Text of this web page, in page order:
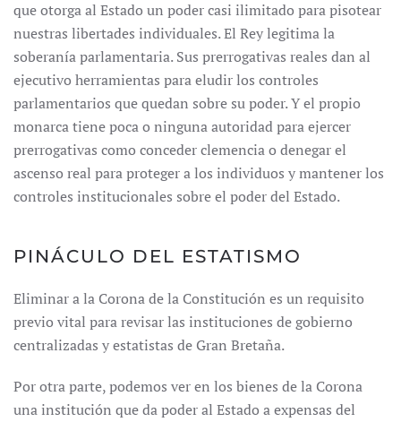
que otorga al Estado un poder casi ilimitado para pisotear
nuestras libertades individuales. El Rey legitima la
soberanía parlamentaria. Sus prerrogativas reales dan al
ejecutivo herramientas para eludir los controles
parlamentarios que quedan sobre su poder. Y el propio
monarca tiene poca o ninguna autoridad para ejercer
prerrogativas como conceder clemencia o denegar el
ascenso real para proteger a los individuos y mantener los
controles institucionales sobre el poder del Estado.
PINÁCULO DEL ESTATISMO
Eliminar a la Corona de la Constitución es un requisito
previo vital para revisar las instituciones de gobierno
centralizadas y estatistas de Gran Bretaña.
Por otra parte, podemos ver en los bienes de la Corona
una institución que da poder al Estado a expensas del